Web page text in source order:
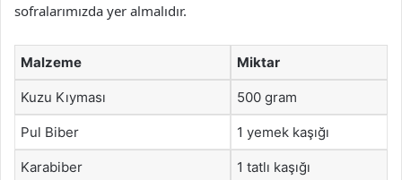
sofralarımızda yer almalıdır.
Malzeme Miktar
Kuzu Kıyması 500 gram
Pul Biber 1 yemek kaşığı
Karabiber 1 tatlı kaşığı